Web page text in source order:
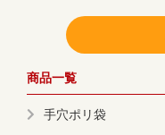
商品一覧
手穴ポリ袋